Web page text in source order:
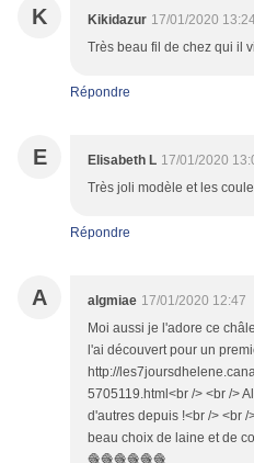
K Kikidazur 17/01/2020
Très beau fil de chez qui il
Répondre
E Elisabeth L 17/01/2020
Très joli modèle et les
Répondre
A algmiae 17/01/2020 12:47
Moi aussi je l'adore ce
l'ai découvert pour un
http://
5705119.html<br /> <br />
d'autres depuis !<br /> <br
beau choix de laine et de
🧶🧶🧶🧶🧶🧶